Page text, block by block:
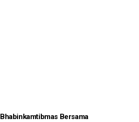
Bhabinkamtibmas Bersama